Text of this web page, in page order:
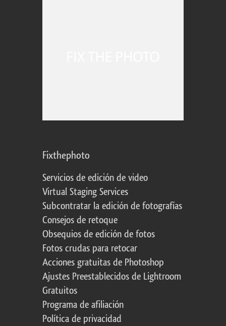
Fixthephoto
Servicios de edición de video
Virtual Staging Services
Subcontratar la edición de fotografías
Consejos de retoque
Obsequios de edición de fotos
Fotos crudas para retocar
Acciones gratuitas de Photoshop
Ajustes Preestablecidos de Lightroom
Gratuitos
Programa de afiliación
Política de privacidad